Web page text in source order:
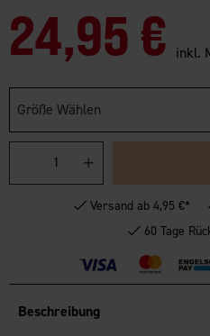
24,95 € inkl.
Größe Wählen
Versand ab 4,95 €*
60 Tage
Beschreibung